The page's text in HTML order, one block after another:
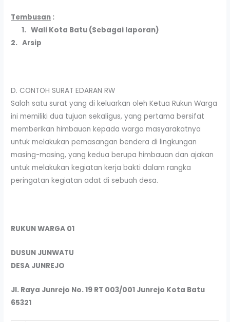
Tembusan :
1. Wali Kota Batu (Sebagai laporan)
2. Arsip
D. CONTOH SURAT EDARAN RW
Salah satu surat yang di keluarkan oleh Ketua Rukun Warga
ini memiliki dua tujuan sekaligus, yang pertama bersifat
memberikan himbauan kepada warga masyarakatnya
untuk melakukan pemasangan bendera di lingkungan
masing-masing, yang kedua berupa himbauan dan ajakan
untuk melakukan kegiatan kerja bakti dalam rangka
peringatan kegiatan adat di sebuah desa.
RUKUN WARGA 01
DUSUN JUNWATU
DESA JUNREJO
Jl. Raya Junrejo No. 19 RT 003/001 Junrejo Kota Batu
65321